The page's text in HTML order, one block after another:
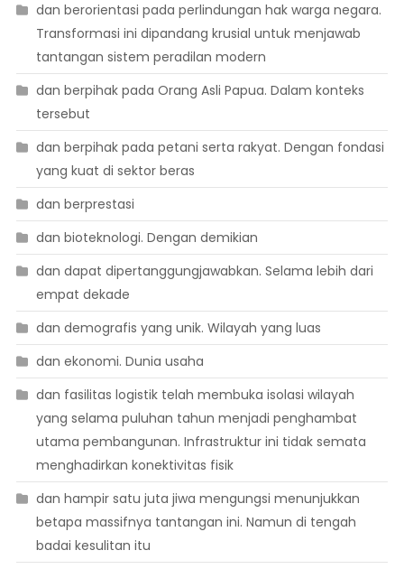
dan berorientasi pada perlindungan hak warga negara.
Transformasi ini dipandang krusial untuk menjawab
tantangan sistem peradilan modern
dan berpihak pada Orang Asli Papua. Dalam konteks
tersebut
dan berpihak pada petani serta rakyat. Dengan fondasi
yang kuat di sektor beras
dan berprestasi
dan bioteknologi. Dengan demikian
dan dapat dipertanggungjawabkan. Selama lebih dari
empat dekade
dan demografis yang unik. Wilayah yang luas
dan ekonomi. Dunia usaha
dan fasilitas logistik telah membuka isolasi wilayah
yang selama puluhan tahun menjadi penghambat
utama pembangunan. Infrastruktur ini tidak semata
menghadirkan konektivitas fisik
dan hampir satu juta jiwa mengungsi menunjukkan
betapa massifnya tantangan ini. Namun di tengah
badai kesulitan itu